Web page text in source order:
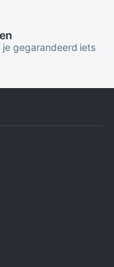
gegarandeerd iets